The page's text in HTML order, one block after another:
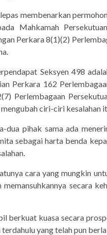
membenarkan
Mahkamah
Perkara 8(1)(2)
Seksyen 498
Perkara 162
Perlembagaan
ciri-ciri kesalahan
dua pihak sama ada
sebagai harta benda
cara yang mungkin
secara
berkuat kuasa secara
yang telah pun